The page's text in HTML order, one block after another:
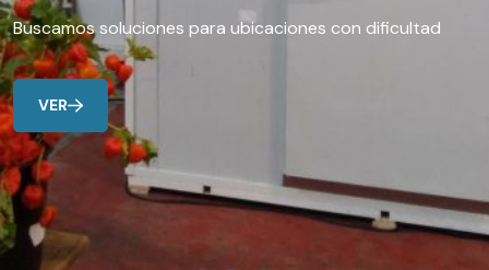
Buscamos soluciones para ubicaciones con dificultad
VER